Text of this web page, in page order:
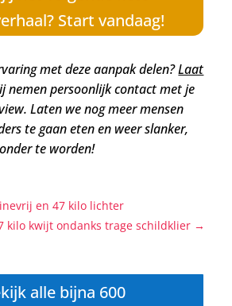
Start vandaag!
met deze aanpak delen?Laat
nemen persoonlijk contact met je
Laten we nog meer mensen
te gaan eten en weer slanker,
te worden!
en 47 kilo lichter
kilo kwijt ondanks trage schildklier→
alle bijna 600